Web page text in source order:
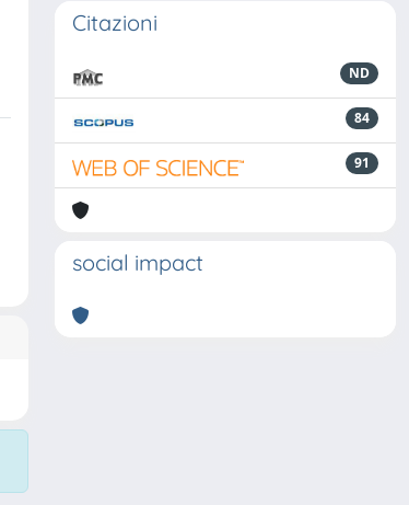
Citazioni
ND
84
91
social impact